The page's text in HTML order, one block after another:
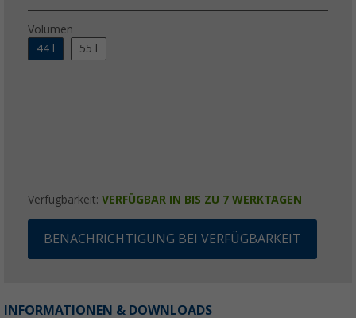
Volumen
44 l
55 l
Verfügbarkeit: VERFÜGBAR IN BIS ZU 7 WERKTAGEN
BENACHRICHTIGUNG BEI VERFÜGBARKEIT
INFORMATIONEN & DOWNLOADS